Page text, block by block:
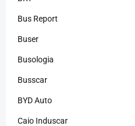
Bus Report
Buser
Busologia
Busscar
BYD Auto
Caio Induscar